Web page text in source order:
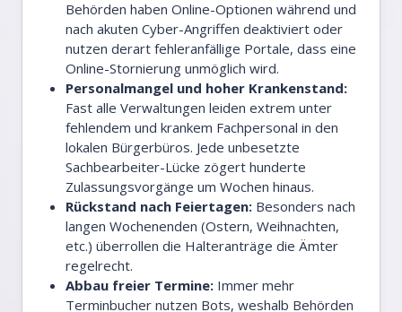
Behörden haben Online-Optionen während und
nach akuten Cyber-Angriffen deaktiviert oder
nutzen derart fehleranfällige Portale, dass eine
Online-Stornierung unmöglich wird.
Personalmangel und hoher Krankenstand:
Fast alle Verwaltungen leiden extrem unter
fehlendem und krankem Fachpersonal in den
lokalen Bürgerbüros. Jede unbesetzte
Sachbearbeiter-Lücke zögert hunderte
Zulassungsvorgänge um Wochen hinaus.
Rückstand nach Feiertagen: Besonders nach
langen Wochenenden (Ostern, Weihnachten,
etc.) überrollen die Halteranträge die Ämter
regelrecht.
Abbau freier Termine: Immer mehr
Terminbucher nutzen Bots, weshalb Behörden